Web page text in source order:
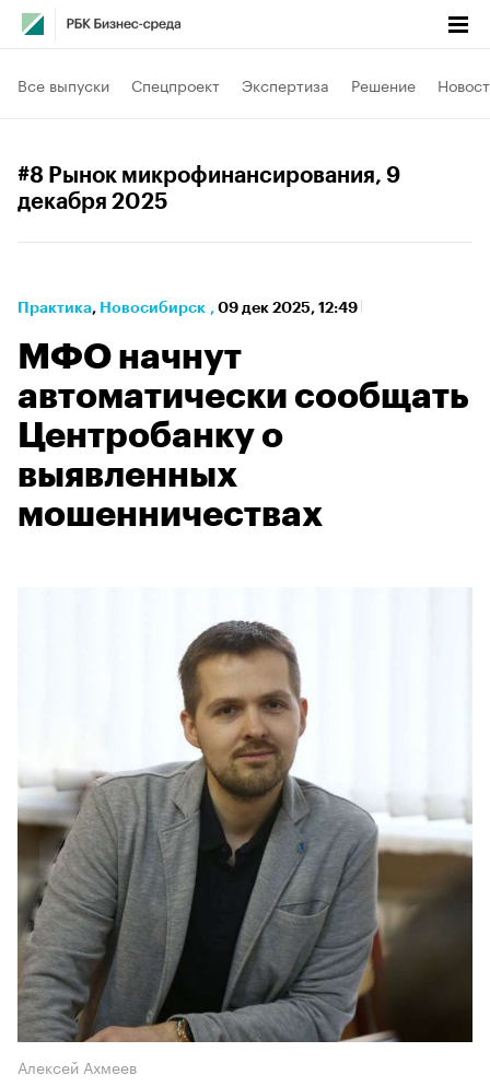
Все выпуски Спецпроект Экспертиза Решение
#8 Рынок микрофинансирования, 9
декабря 2025
Практика⁠, Новосибирск , 09 дек 2025, 12:49
МФО начнут
автоматически сообщать
Центробанку о
выявленных
мошенничествах
Алексей Ахмеев